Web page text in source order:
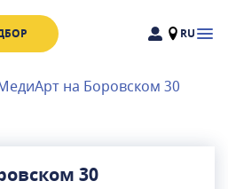
RU
на Боровском 30
30